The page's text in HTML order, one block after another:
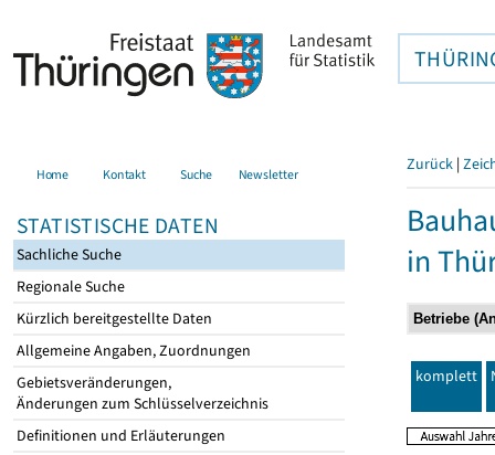
Home Kontakt Suche Newsletter
STATISTISCHE DATEN
Sachliche Suche
Regionale Suche
Kürzlich bereitgestellte Daten
Allgemeine Angaben, Zuordnungen
Gebietsveränderungen,
Änderungen zum Schlüsselverzeichnis
Definitionen und Erläuterungen
Zurück |
in
komplett